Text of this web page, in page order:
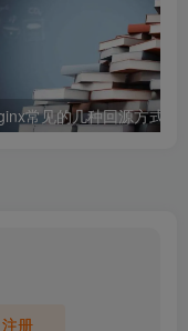
常见的几种回源方式实
注册